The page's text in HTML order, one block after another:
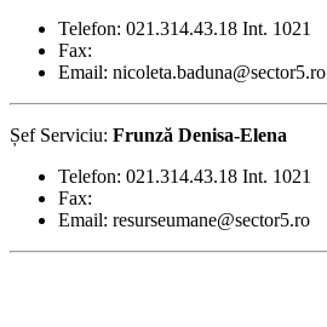
Telefon: 021.314.43.18 Int. 1021
Fax:
Email: nicoleta.baduna@sector5.ro
Șef Serviciu: Frunză Denisa-Elena
Telefon: 021.314.43.18 Int. 1021
Fax:
Email: resurseumane@sector5.ro